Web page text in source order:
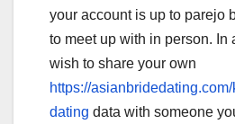
your account is up to parejo
to meet up with in person. In
wish to share your own
https://
dating data with someone